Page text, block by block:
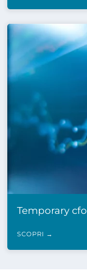
Temporary cfo
SCOPRI →